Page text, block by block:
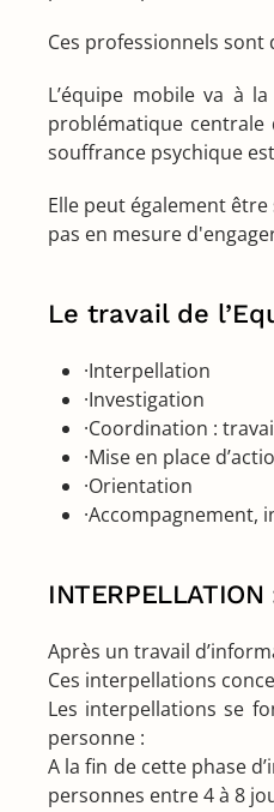
Ces professionnels sont
L’équipe mobile va à
problématique centrale
souffrance psychique
Elle peut également
pas en mesure
Le travail de
·Interpellation
·Investigation
·Coordination :
·Mise en place
·Orientation
INTERPELLATION
Après un travail
Ces interpellations
Les interpellations se
personne :
A la fin de cette phase
personnes entre 4 à 8